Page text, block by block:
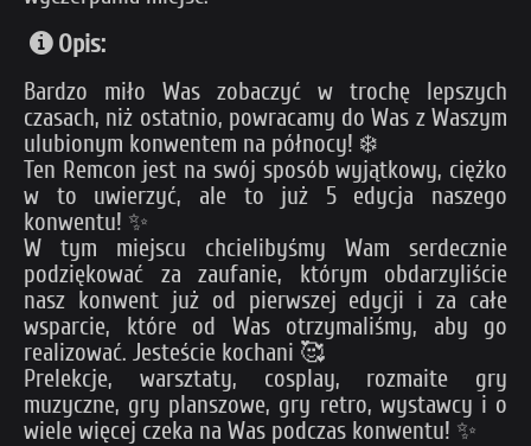
Opis:
Bardzo miło Was zobaczyć w trochę lepszych
czasach, niż ostatnio, powracamy do Was z Waszym
ulubionym konwentem na północy! ❄️
Ten Remcon jest na swój sposób wyjątkowy, ciężko
w to uwierzyć, ale to już 5 edycja naszego
konwentu! ✨
W tym miejscu chcielibyśmy Wam serdecznie
podziękować za zaufanie, którym obdarzyliście
nasz konwent już od pierwszej edycji i za całe
wsparcie, które od Was otrzymaliśmy, aby go
realizować. Jesteście kochani 🥰
Prelekcje, warsztaty, cosplay, rozmaite gry
muzyczne, gry planszowe, gry retro, wystawcy i o
wiele więcej czeka na Was podczas konwentu! ✨